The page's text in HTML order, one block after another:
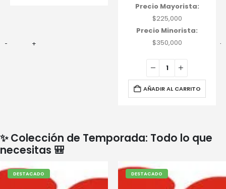
Precio Mayorista:
$225,000
Precio Minorista:
$350,000
AÑADIR AL CARRITO
- + -
✨ Colección de Temporada: Todo lo que
necesitas 🎒
DESTACADO DESTACADO